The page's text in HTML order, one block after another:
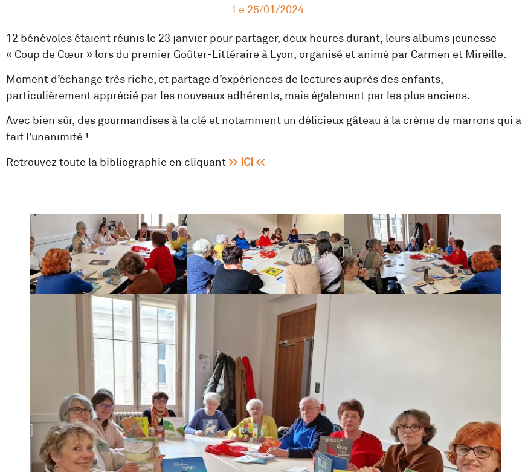
Le 25/01/2024
12 bénévoles étaient réunis le 23 janvier pour partager, deux heures durant, leurs albums jeunesse
« Coup de Cœur » lors du premier Goûter-Littéraire à Lyon, organisé et animé par Carmen et Mireille.
Moment d’échange très riche, et partage d’expériences de lectures auprès des enfants,
particulièrement apprécié par les nouveaux adhérents, mais également par les plus anciens.
Avec bien sûr, des gourmandises à la clé et notamment un délicieux gâteau à la crème de marrons qui a
fait l’unanimité !
Retrouvez toute la bibliographie en cliquant >> ICI <<